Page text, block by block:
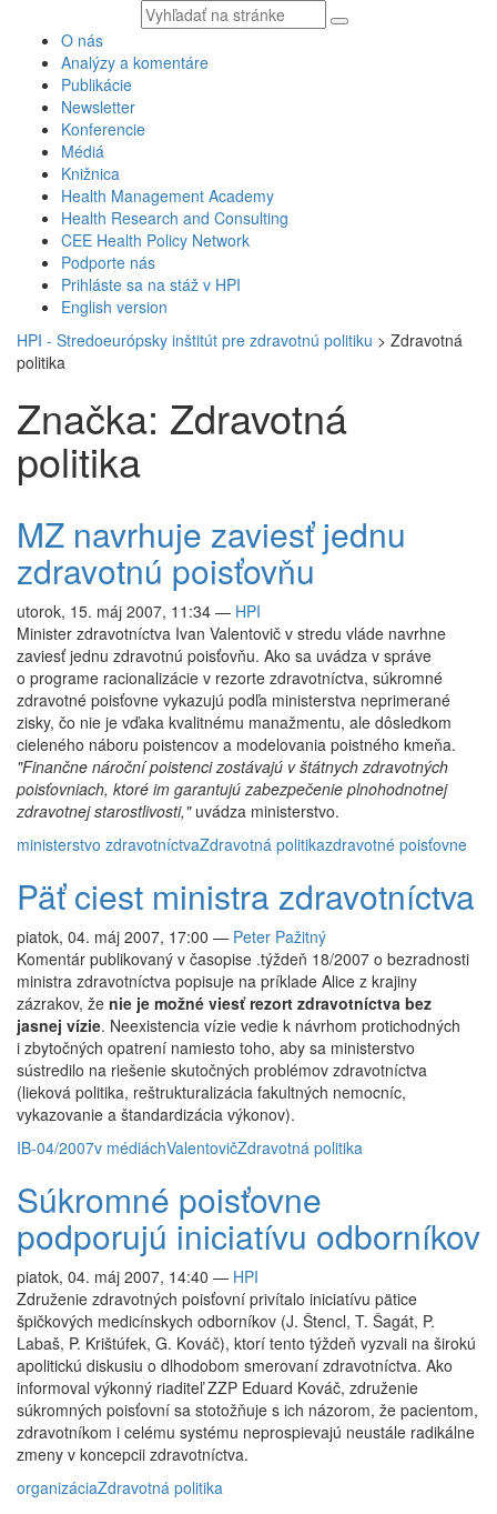
Vyhľadávaný
text
O nás
Analýzy a komentáre
Publikácie
Newsletter
Konferencie
Médiá
Knižnica
Health Management Academy
Health Research and Consulting
CEE Health Policy Network
Podporte nás
Prihláste sa na stáž v HPI
English version
HPI - Stredoeurópsky inštitút pre zdravotnú politiku > Zdravotná
politika
Značka: Zdravotná
politika
MZ navrhuje zaviesť jednu
zdravotnú poisťovňu
utorok, 15. máj 2007, 11:34 — HPI
Minister zdravotníctva Ivan Valentovič v stredu vláde navrhne
zaviesť jednu zdravotnú poisťovňu. Ako sa uvádza v správe
o programe racionalizácie v rezorte zdravotníctva, súkromné
zdravotné poisťovne vykazujú podľa ministerstva neprimerané
zisky, čo nie je vďaka kvalitnému manažmentu, ale dôsledkom
cieleného náboru poistencov a modelovania poistného kmeňa.
"Finančne nároční poistenci zostávajú v štátnych zdravotných
poisťovniach, ktoré im garantujú zabezpečenie plnohodnotnej
zdravotnej starostlivosti," uvádza ministerstvo.
ministerstvo zdravotníctvaZdravotná politikazdravotné poisťovne
Päť ciest ministra zdravotníctva
piatok, 04. máj 2007, 17:00 — Peter Pažitný
Komentár publikovaný v časopise .týždeň 18/2007 o bezradnosti
ministra zdravotníctva popisuje na príklade Alice z krajiny
zázrakov, že nie je možné viesť rezort zdravotníctva bez
jasnej vízie. Neexistencia vízie vedie k návrhom protichodných
i zbytočných opatrení namiesto toho, aby sa ministerstvo
sústredilo na riešenie skutočných problémov zdravotníctva
(lieková politika, reštrukturalizácia fakultných nemocníc,
vykazovanie a štandardizácia výkonov).
IB-04/2007v médiáchValentovičZdravotná politika
Súkromné poisťovne
podporujú iniciatívu odborníkov
piatok, 04. máj 2007, 14:40 — HPI
Združenie zdravotných poisťovní privítalo iniciatívu pätice
špičkových medicínskych odborníkov (J. Štencl, T. Šagát, P.
Labaš, P. Krištúfek, G. Kováč), ktorí tento týždeň vyzvali na širokú
apolitickú diskusiu o dlhodobom smerovaní zdravotníctva. Ako
informoval výkonný riaditeľ ZZP Eduard Kováč, združenie
súkromných poisťovní sa stotožňuje s ich názorom, že pacientom,
zdravotníkom i celému systému neprospievajú neustále radikálne
zmeny v koncepcii zdravotníctva.
organizáciaZdravotná politika